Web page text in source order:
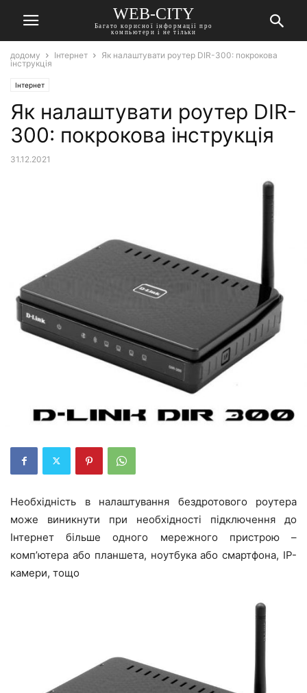
WEB-CITY
Багато корисної інформації про
компьютери і не тільки
додому Інтернет
Як налаштувати роутер DIR-300: покрокова
інструкція
Інтернет
Як налаштувати роутер DIR-
300: покрокова інструкція
31.12.2021
Необхідність в налаштування бездротового роутера
може виникнути при необхідності підключення до
Інтернет більше одного мережного пристрою –
комп’ютера або планшета, ноутбука або смартфона, IP-
камери, тощо